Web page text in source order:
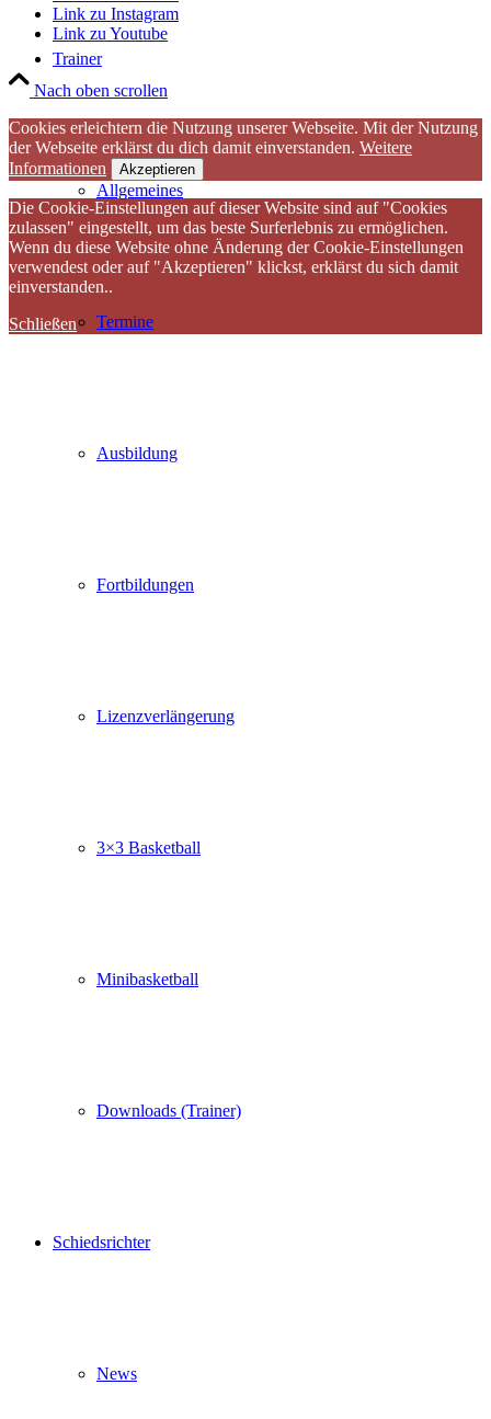
Trainer
Allgemeines
Termine
Ausbildung
Fortbildungen
Lizenzverlängerung
3×3 Basketball
Minibasketball
Downloads (Trainer)
Schiedsrichter
News
Link zu Instagram
Link zu Youtube
Nach oben scrollen
Cookies erleichtern die Nutzung unserer Webseite. Mit der Nutzung
der Webseite erklärst du dich damit einverstanden. Weitere
Informationen
Akzeptieren
Die Cookie-Einstellungen auf dieser Website sind auf "Cookies
zulassen" eingestellt, um das beste Surferlebnis zu ermöglichen.
Wenn du diese Website ohne Änderung der Cookie-Einstellungen
verwendest oder auf "Akzeptieren" klickst, erklärst du sich damit
einverstanden..
Schließen